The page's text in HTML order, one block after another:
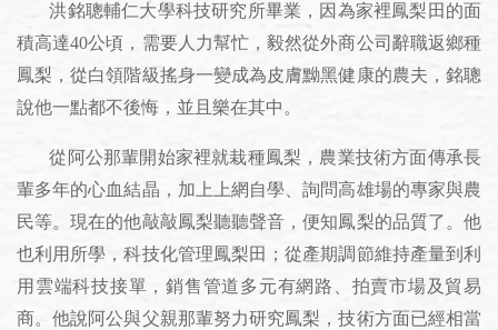
洪銘聰輔仁大學科技研究所畢業，因為家裡鳳梨田的面
積高達40公頃，需要人力幫忙，毅然從外商公司辭職返鄉種
鳳梨，從白領階級搖身一變成為皮膚黝黑健康的農夫，銘聰
說他一點都不後悔，並且樂在其中。
從阿公那輩開始家裡就栽種鳳梨，農業技術方面傳承長
輩多年的心血結晶，加上上網自學、詢問高雄場的專家與農
民等。現在的他敲敲鳳梨聽聽聲音，便知鳳梨的品質了。他
也利用所學，科技化管理鳳梨田；從產期調節維持產量到利
用雲端科技接單，銷售管道多元有網路、拍賣市場及貿易
商。他說阿公與父親那輩努力研究鳳梨，技術方面已經相當